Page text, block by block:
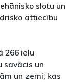
slotu un
attiecību
266 ielu
savācis un
un zemi, kas